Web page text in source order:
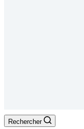
Rechercher